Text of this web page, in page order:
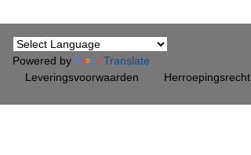
Powered by
Translate
Leveringsvoorwaarden
Herroepingsrecht